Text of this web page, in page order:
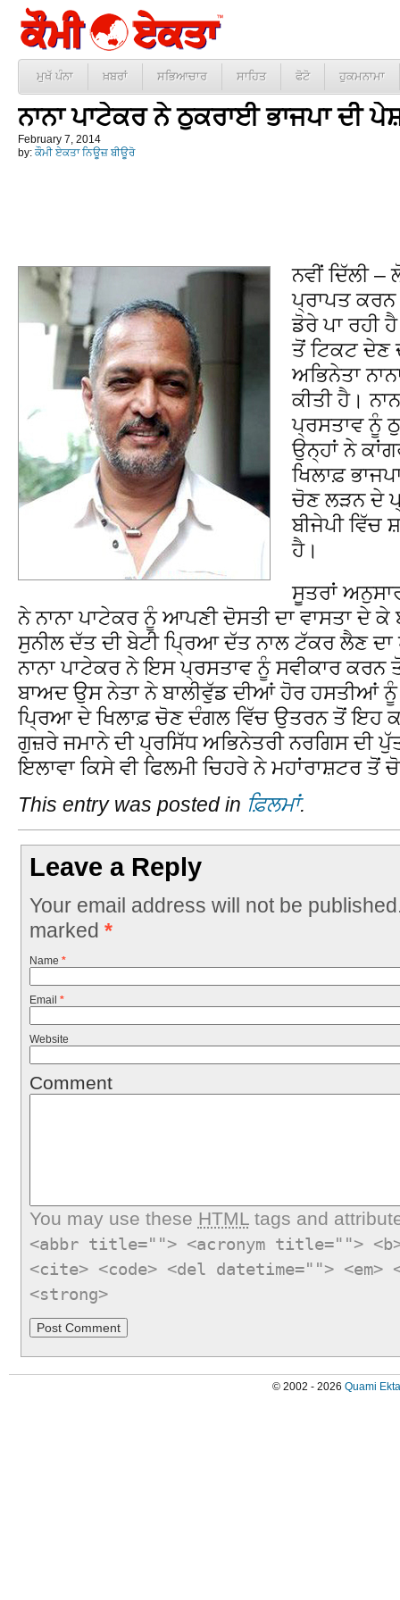
ਮੁਖੱ ਪੰਨਾ ਖ਼ਬਰਾਂ ਸਭਿਆਚਾਰ ਸਾਹਿਤ ਫੋਟੋ ਹੁਕਮਨਾਮਾ
ਨਾਨਾ ਪਾਟੇਕਰ ਨੇ ਠੁਕਰਾਈ ਭਾਜਪਾ ਦੀ
February 7, 2014
by: ਕੌਮੀ ਏਕਤਾ ਨਿਊਜ਼ ਬੀਊਰੋ
ਨਵੀਂ ਦਿੱਲੀ
ਪ੍ਰਾਪਤ
ਡੋਰੇ ਪਾ ਰਹੀ
ਤੋਂ ਟਿਕਟ ਦੇਣ
ਅਭਿਨੇਤਾ
ਕੀਤੀ ਹੈ।
ਪ੍ਰਸਤਾਵ ਨੂੰ
ਉਨ੍ਹਾਂ ਨੇ
ਖਿਲਾਫ਼
ਚੋਣ ਲੜਨ ਦੇ
ਬੀਜੇਪੀ ਵਿੱਚ
ਹੈ।
ਸੂਤਰਾਂ
ਨੇ ਨਾਨਾ ਪਾਟੇਕਰ ਨੂੰ ਆਪਣੀ ਦੋਸਤੀ ਦਾ ਵਾਸਤਾ ਦੇ
ਸੁਨੀਲ ਦੱਤ ਦੀ ਬੇਟੀ ਪ੍ਰਿਆ ਦੱਤ ਨਾਲ ਟੱਕਰ ਲੈਣ
ਨਾਨਾ ਪਾਟੇਕਰ ਨੇ ਇਸ ਪ੍ਰਸਤਾਵ ਨੂੰ ਸਵੀਕਾਰ ਕਰਨ
ਬਾਅਦ ਉਸ ਨੇਤਾ ਨੇ ਬਾਲੀਵੁੱਡ ਦੀਆਂ ਹੋਰ ਹਸਤੀਆਂ
ਪ੍ਰਿਆ ਦੇ ਖਿਲਾਫ਼ ਚੋਣ ਦੰਗਲ ਵਿੱਚ ਉਤਰਨ ਤੋਂ ਇਹ
ਗੁਜ਼ਰੇ ਜਮਾਨੇ ਦੀ ਪ੍ਰਸਿੱਧ ਅਭਿਨੇਤਰੀ ਨਰਗਿਸ ਦੀ
ਇਲਾਵਾ ਕਿਸੇ ਵੀ ਫਿਲਮੀ ਚਿਹਰੇ ਨੇ ਮਹਾਂਰਾਸ਼ਟਰ ਤੋਂ
This entry was posted in ਫ਼ਿਲਮਾਂ.
Leave a Reply
Your email address will not be
marked *
Name *
Email *
Website
Comment
You may use these HTMLtags and
<abbr title=""> <acronym title="">
<cite> <code> <del datetime="">
<strong>
© 2002 - 2026 Quami